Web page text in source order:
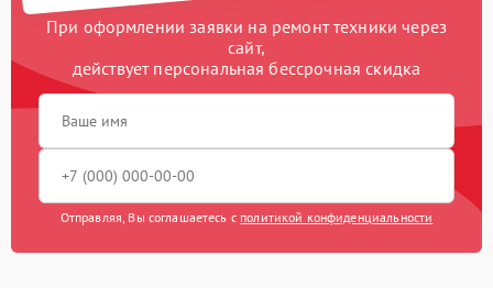
При оформлении заявки на ремонт техники через
сайт,
действует персональная бессрочная скидка
Отправляя, Вы соглашаетесь с политикой конфиденциальности